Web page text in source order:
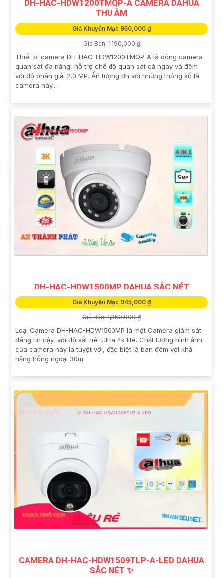
DH-HAC-HDW1200TMQP-A CAMERA DAHUA
THU ÂM
Giá Khuyến Mại: 950,000 ₫
Giá Bán: 1,190,000 ₫
Thiết bị camera DH-HAC-HDW1200TMQP-A là dòng camera
quan sát đa năng, hỗ trợ chế độ quan sát cả ngày và đêm
với độ phân giải 2.0 MP. Ấn tượng ơn với những thông số là
camera này...
DH-HAC-HDW1500MP DAHUA SẮC NÉT
Giá Khuyến Mại: 945,000 ₫
Giá Bán: 1,350,000 ₫
Loại Camera DH-HAC-HDW1500MP là một Camera giám sát
đáng tin cậy, với độ sắt nét Ultra 4k lite. Chất lượng hình ảnh
của camera này là tuyệt vời, đặc biệt là ban đêm với khả
năng hồng ngoại 30m
CAMERA DH-HAC-HDW1509TLP-A-LED DAHUA
SẮC NÉT ✨